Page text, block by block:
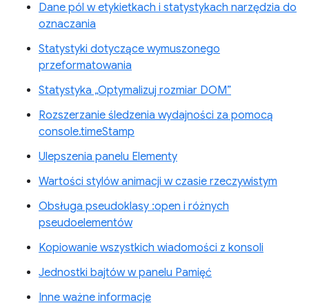
Dane pól w etykietkach i statystykach narzędzia do
oznaczania
Statystyki dotyczące wymuszonego
przeformatowania
Statystyka „Optymalizuj rozmiar DOM”
Rozszerzanie śledzenia wydajności za pomocą
console.timeStamp
Ulepszenia panelu Elementy
Wartości stylów animacji w czasie rzeczywistym
Obsługa pseudoklasy :open i różnych
pseudoelementów
Kopiowanie wszystkich wiadomości z konsoli
Jednostki bajtów w panelu Pamięć
Inne ważne informacje